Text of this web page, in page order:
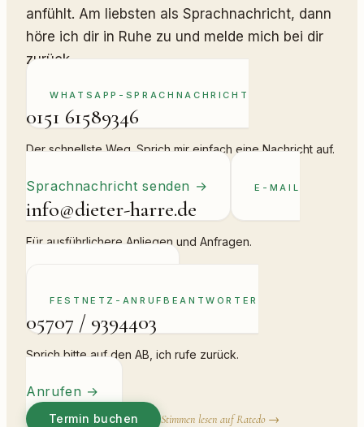
anfühlt. Am liebsten als Sprachnachricht, dann
höre ich dir in Ruhe zu und melde mich bei dir
zurück.
WHATSAPP-SPRACHNACHRICHT
0151 61589346
Der schnellste Weg. Sprich mir einfach eine Nachricht auf.
Sprachnachricht senden → E-MAIL
info@dieter-harre.de
Für ausführlichere Anliegen und Anfragen.
FESTNETZ-ANRUFBEANTWORTER
05707 / 9394403
Sprich bitte auf den AB, ich rufe zurück.
Anrufen →
Termin buchen Stimmen lesen auf Ratedo →